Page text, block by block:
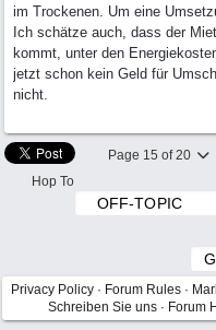
im Trockenen. Um eine
Ich schätze auch, dass der
kommt, unter den
jetzt schon kein Geld für
nicht.
Page 15 of 20
Hop To
Privacy Policy · Forum Rules ·
Schreiben Sie uns · Forum